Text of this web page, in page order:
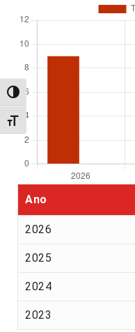
Alternar alto contraste
Alternar tamanho da fonte
Ano
2026
2025
2024
2023